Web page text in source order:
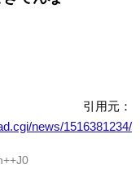
引用元：
news/1516381234/